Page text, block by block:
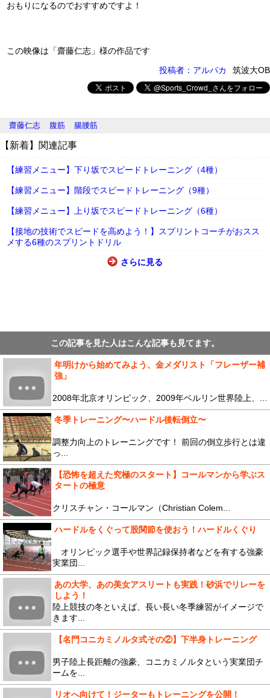
おもりになるのでおすすめですよ！
この映像は「齋藤仁志」様の作品です
投稿者：アルパカ
筑波大OB
齋藤仁志 腹筋 腸腰筋
【新着】関連記事
【練習メニュー】下り坂でスピードトレーニング（4種）
【練習メニュー】階段でスピードトレーニング（9種）
【練習メニュー】上り坂でスピードトレーニング（6種）
【接地の技術でスピードを高めよう！】スプリントコーチがおスス
メする6種のスプリントドリル
さらに見る
この記事を見た人はこんな記事も見てます。
年明けから始めてみよう、金メダリスト「フレーザー補
強」
2008年北京オリンピック、2009年ベルリン世界陸上、...
冬季トレーニング〜ハードル後転倒立〜
調整力向上のトレーニングです！ 前回の倒立歩行とは違
っ...
【恐怖を超えた究極のスタート】コールマンから学ぶス
タートの極意
クリスチャン・コールマン（Christian Colem...
ハードルをくぐって股関節を使おう！ハードルくぐり
オリンピック選手や世界記録保持者などを有する強豪
実業団...
あの大学、あの美女アスリートも実践！砂浜でリレーを
しよう！
陸上競技の冬といえば、長い長い冬季練習がイメージで
きます...
【名門コニカミノルタ式その②】下半身トレーニング
男子陸上長距離の強豪、コニカミノルタという実業団チ
ームを...
リオへ向けて！ジーターもトレーニングを公開！